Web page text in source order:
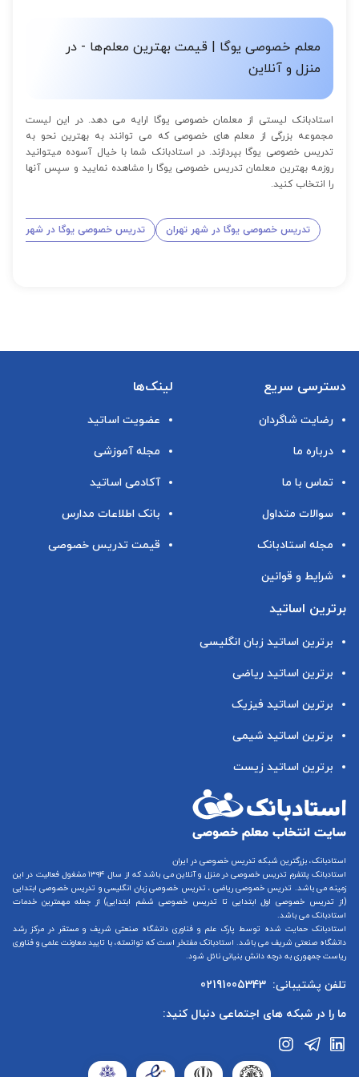
معلم خصوصی یوگا | قیمت بهترین معلم‌ها - در
منزل و آنلاین
استادبانک لیستی از معلمان خصوصی یوگا ارایه می دهد. در این لیست
مجموعه بزرگی از معلم های خصوصی که می توانند به بهترین نحو به
تدریس خصوصی یوگا بپردازند. در استادبانک شما با خیال آسوده میتوانید
روزمه بهترین معلمان تدریس خصوصی یوگا را مشاهده نمایید و سپس آنها
را انتخاب کنید.
تدریس خصوصی یوگا در شهر تهران تدریس خصوصی یوگا در شهر کرج
دسترسی سریع
رضایت شاگردان
درباره ما
تماس با ما
سوالات متداول
مجله استادبانک
شرایط و قوانین
لینک‌ها
عضویت اساتید
مجله آموزشی
آکادمی اساتید
بانک اطلاعات مدارس
قیمت تدریس خصوصی
برترین اساتید
برترین اساتید زبان انگلیسی
برترین اساتید ریاضی
برترین اساتید فیزیک
برترین اساتید شیمی
برترین اساتید زیست
استادبانک، بزرگترین شبکه تدریس خصوصی در ایران
استادبانک پلتفرم تدریس خصوصی در منزل و آنلاین
می باشد که از سال ۱۳۹۴ مشغول فعالیت در این
زمینه می باشد. تدریس خصوصی ریاضی ، تدریس خصوصی زبان انگلیسیو تدریس خصوصی ابتدایی
(از تدریس خصوصی اول ابتدایی تا تدریس خصوصی ششم ابتدایی) از جمله مهمترین خدمات
استادبانک می باشد.
استادبانک حمایت شده توسط پارک علم و فناوری دانشگاه صنعتی شریف و مستقر در مرکز رشد
دانشگاه صنعتی شریف می باشد. استادبانک مفتخر است که توانسته، با تایید معاونت علمی و فناوری
ریاست جمهوری به درجه دانش بنیانی نائل شود.
تلفن پشتیبانی: 02191005343
ما را در شبکه های اجتماعی دنبال کنید: